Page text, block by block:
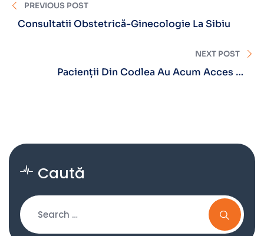
PREVIOUS POST
Consultatii Obstetrică-Ginecologie La Sibiu
NEXT POST
Pacienții Din Codlea Au Acum Acces La
Caută